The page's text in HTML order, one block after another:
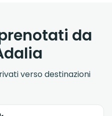
da
verso destinazioni